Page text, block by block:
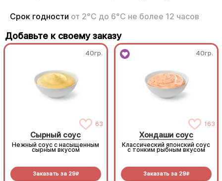
Срок годности от 2°С до 6°С не более 12 часов
Добавьте к своему заказу
40гр.
63
Сырный соус
Нежный соус с насыщенным
сырным вкусом
Заказать за 29R
40гр.
163
Хондаши соус
Классический японский соус
с тонким рыбным вкусом
Заказать за 29R